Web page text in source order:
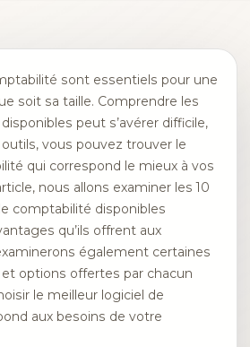
sont essentiels pour une
soit sa taille. Comprendre les
peut s’avérer difficile,
vous pouvez trouver le
qui correspond le mieux à vos
nous allons examiner les 10
comptabilité disponibles
qu’ils offrent aux
également certaines
options offertes par chacun
le meilleur logiciel de
aux besoins de votre